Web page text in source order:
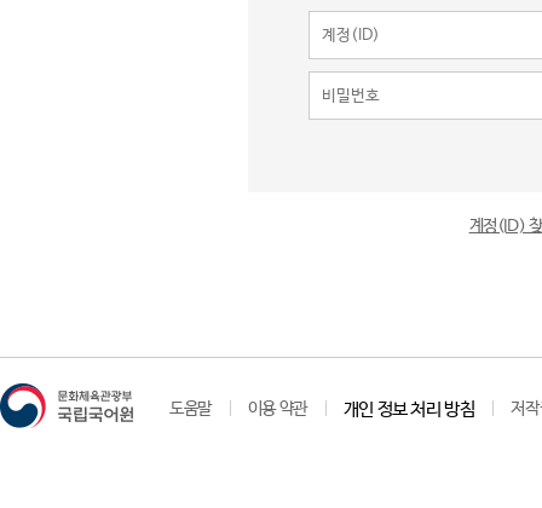
계정(ID)
도움말 이용 약관 개인 정보 처리 방침 저